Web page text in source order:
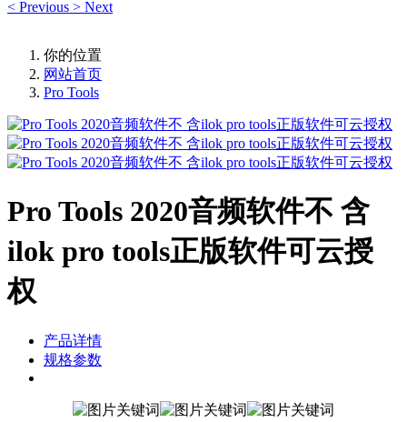
< Previous > Next
你的位置
网站首页
Pro Tools
Pro Tools 2020音频软件不 含
ilok pro tools正版软件可云授
权
产品详情
规格参数